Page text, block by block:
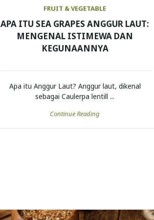
FRUIT & VEGETABLE
APA ITU SEA GRAPES ANGGUR LAUT:
MENGENAL ISTIMEWA DAN
KEGUNAANNYA
Apa itu Anggur Laut? Anggur laut, dikenal
sebagai Caulerpa lentill ...
Continue Reading